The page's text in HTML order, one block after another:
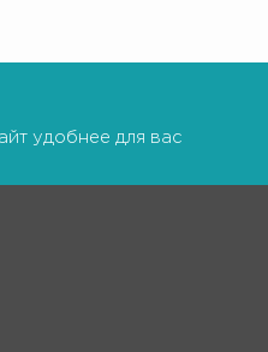
удобнее для вас